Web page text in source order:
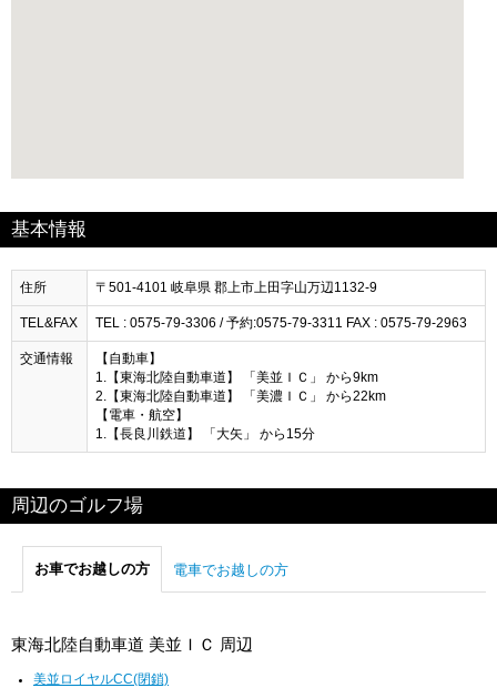
基本情報
住所 〒501-4101 岐阜県 郡上市上田字山万辺1132-9
TEL&FAX TEL : 0575-79-3306 / 予約:0575-79-3311 FAX : 0575-79-2963
交通情報
【自動車】
1.【東海北陸自動車道】 「美並ＩＣ」 から9km
2.【東海北陸自動車道】 「美濃ＩＣ」 から22km
【電車・航空】
1.【長良川鉄道】 「大矢」 から15分
周辺のゴルフ場
お車でお越しの方 電車でお越しの方
東海北陸自動車道 美並ＩＣ 周辺
美並ロイヤルCC(閉鎖)